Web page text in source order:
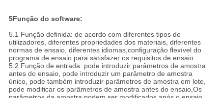
5Função do software:
5.1 Função definida: de acordo com diferentes tipos de
utilizadores, diferentes propriedades dos materiais, diferentes
normas de ensaio, diferentes idiomas,configuração flexível do
programa de ensaio para satisfazer os requisitos de ensaio.
5.2 Função de entrada: pode introduzir parâmetros de amostra
antes do ensaio, pode introduzir um parâmetro de amostra
único, pode também introduzir parâmetros de amostra em lote,
pode modificar os parâmetros de amostra antes do ensaio,Os